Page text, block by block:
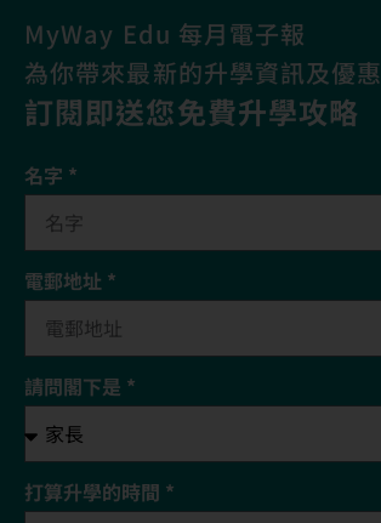
MyWay Edu 每月電子報
為你帶來最新的升學資訊及優惠
訂閱即送您免費升學攻略​
名字 *
電郵地址 *
請問閣下是 *
打算升學的時間 *